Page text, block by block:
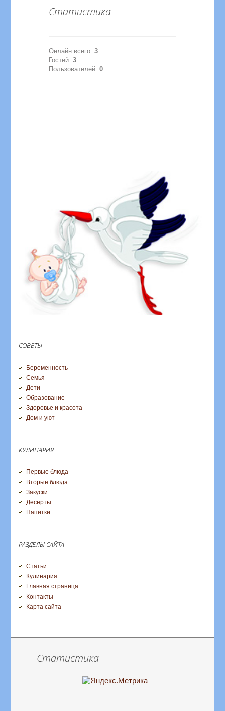
Статистика
Онлайн всего:3
Гостей:3
Пользователей:0
СОВЕТЫ
Беременность
Семья
Дети
Образование
Здоровье и красота
Дом и уют
КУЛИНАРИЯ
Первые блюда
Вторые блюда
Закуски
Десерты
Напитки
РАЗДЕЛЫ САЙТА
Статьи
Кулинария
Главная страница
Контакты
Карта сайта
Статистика